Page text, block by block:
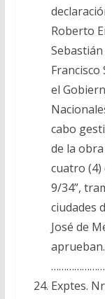
Roberto
el
cabo
de la
cuatro (4)
9/34”,
ciudades
José de
Exptes.